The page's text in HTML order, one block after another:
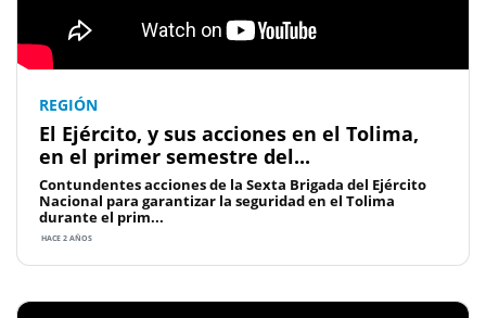
REGIÓN
El Ejército, y sus acciones en el Tolima,
en el primer semestre del...
Contundentes acciones de la Sexta Brigada del Ejército
Nacional para garantizar la seguridad en el Tolima
durante el prim...
HACE 2 AÑOS